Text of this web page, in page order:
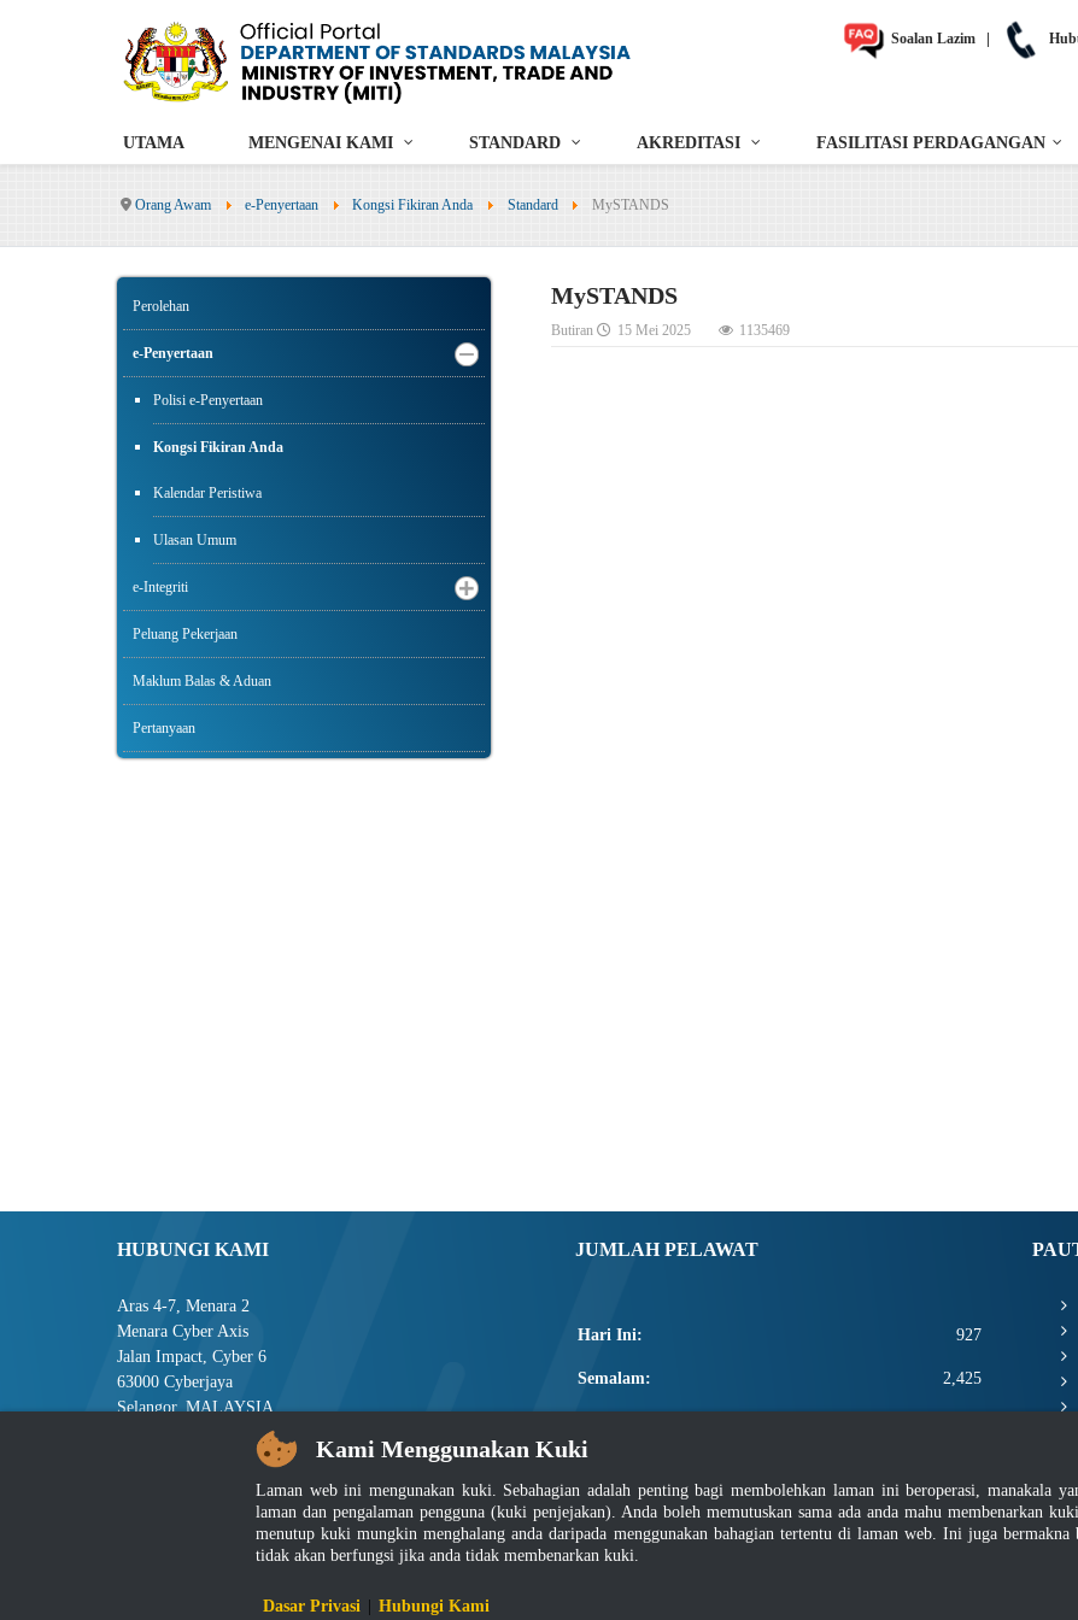
Soalan Lazim
UTAMA MENGENAI KAMI STANDARD AKREDITASI FASILITASI PERDAGANGAN
Orang Awam e-Penyertaan Kongsi Fikiran Anda Standard MySTANDS
Perolehan
e-Penyertaan
Polisi e-Penyertaan
Kongsi Fikiran Anda
Kalendar Peristiwa
Ulasan Umum
e-Integriti
Peluang Pekerjaan
Maklum Balas & Aduan
Pertanyaan
MySTANDS
Butiran 15 Mei 2025 1135469
HUBUNGI KAMI
Aras 4-7, Menara 2
Menara Cyber Axis
Jalan Impact, Cyber 6
63000 Cyberjaya
Selangor, MALAYSIA
Tel : +603-8008 2900
E-mel : central[at]jsm[dot]gov[dot]my
JUMLAH PELAWAT
Hari Ini: 927
Semalam: 2,425
Total: 2,658,100
Penafian|Dasar Keselamatan
Kami Menggunakan Kuki
Laman web ini mengunakan kuki. Sebahagian adalah penting bagi membolehkan laman ini beroperasi, manakala
laman dan pengalaman pengguna (kuki penjejakan). Anda boleh memutuskan sama ada anda mahu membenarkan
menutup kuki mungkin menghalang anda daripada menggunakan bahagian tertentu di laman web. Ini juga
tidak akan berfungsi jika anda tidak membenarkan kuki.
Dasar Privasi Hubungi Kami